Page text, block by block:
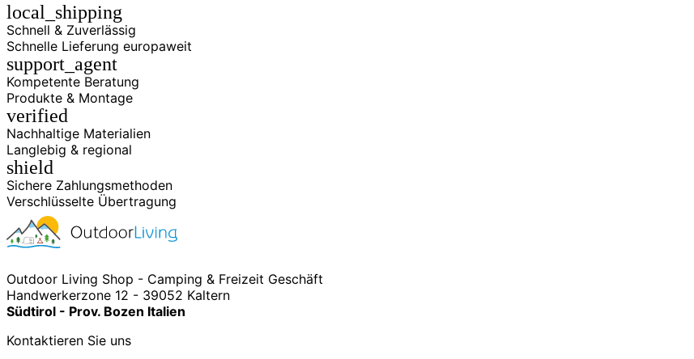
local_shipping
Schnell & Zuverlässig
Schnelle Lieferung europaweit
support_agent
Kompetente Beratung
Produkte & Montage
verified
Nachhaltige Materialien
Langlebig & regional
shield
Sichere Zahlungsmethoden
Verschlüsselte Übertragung
Outdoor Living Shop - Camping & Freizeit Geschäft
Handwerkerzone 12 - 39052 Kaltern
Südtirol - Prov. Bozen Italien
Kontaktieren Sie uns